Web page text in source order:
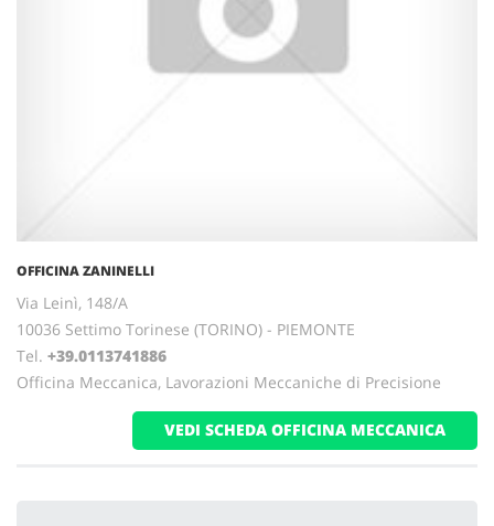
OFFICINA ZANINELLI
Via Leinì, 148/A
10036 Settimo Torinese (TORINO) - PIEMONTE
Tel. +39.0113741886
Officina Meccanica, Lavorazioni Meccaniche di Precisione
VEDI SCHEDA OFFICINA MECCANICA